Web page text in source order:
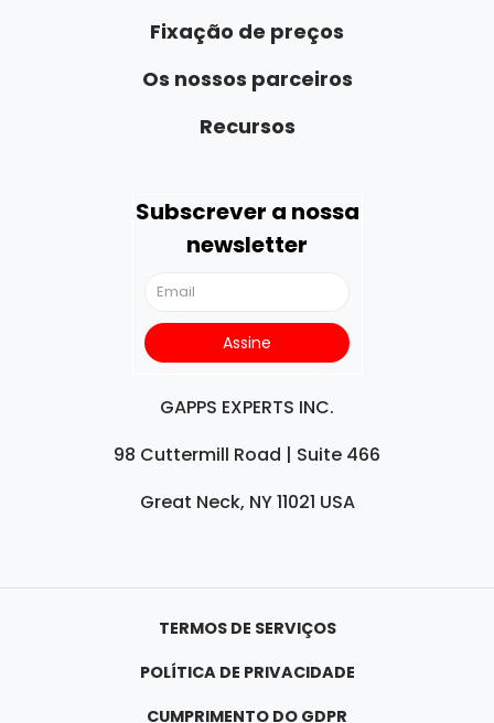
Fixação de preços
Os nossos parceiros
Recursos
Subscrever a nossa
newsletter
GAPPS EXPERTS INC.
98 Cuttermill Road | Suite 466
Great Neck, NY 11021 USA
TERMOS DE SERVIÇOS
POLÍTICA DE PRIVACIDADE
CUMPRIMENTO DO GDPR